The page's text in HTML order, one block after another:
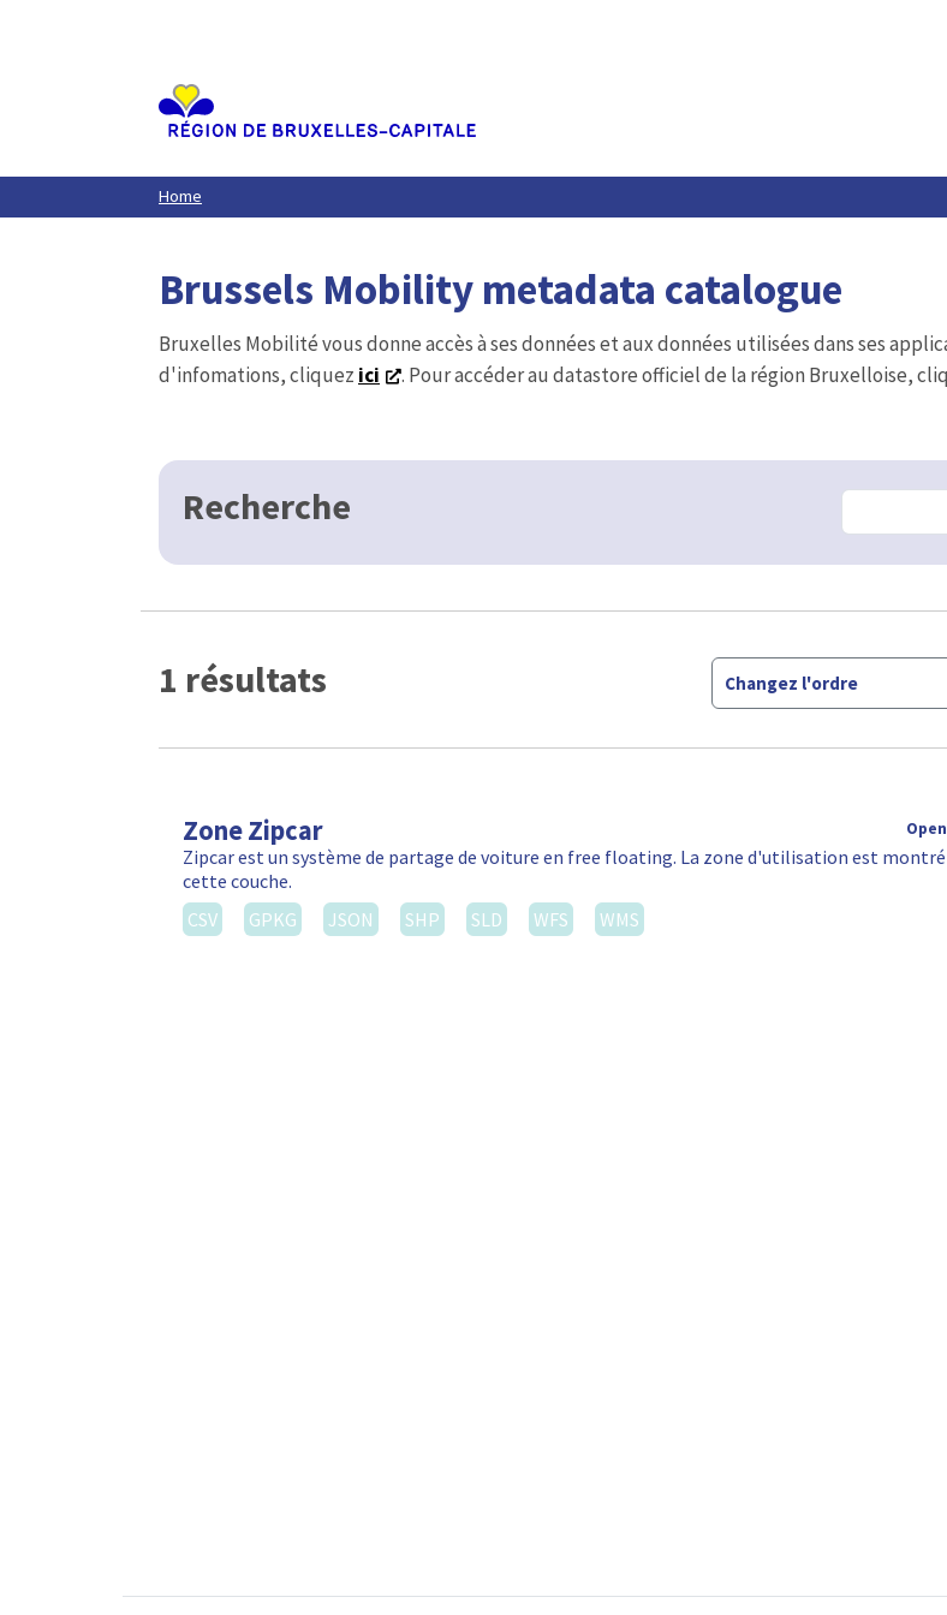
Home
Brussels Mobility metadata catalogue
Bruxelles Mobilité vous donne accès à ses données et aux données utilisées dans ses
d'infomations, cliquez ici . Pour accéder au datastore officiel de la région Bruxelloise,
Recherche
1 résultats Changez l'ordre
Zone Zipcar
Zipcar est un système de partage de voiture en free floating. La zone d'utilisation est montré
cette couche.
CSV
GPKG JSON SHP SLD WFS WMS